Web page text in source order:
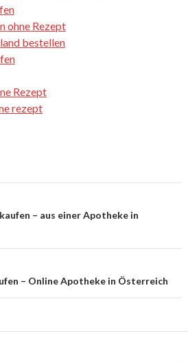
ohne Rezept
bestellen
Rezept
rezept
– aus einer Apotheke in
– Online Apotheke in Österreich